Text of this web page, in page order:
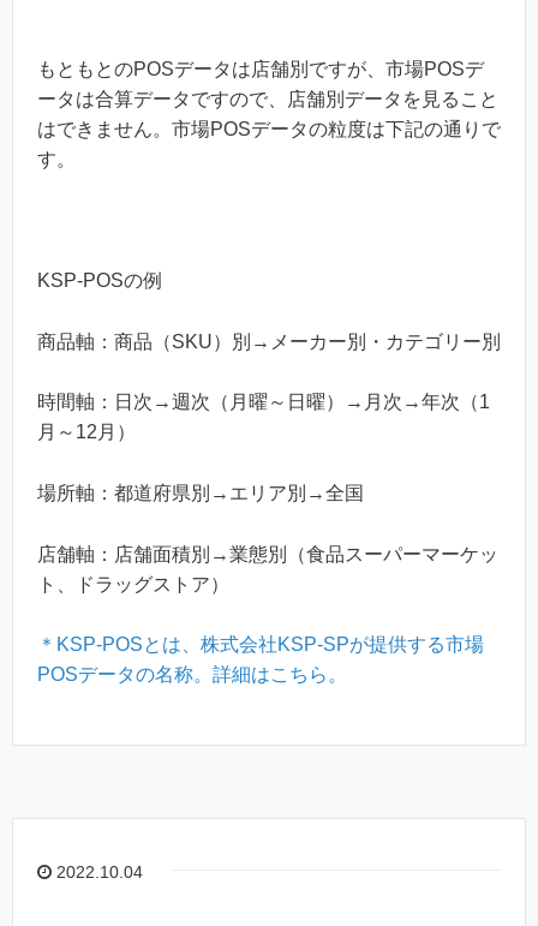
もともとのPOSデータは店舗別ですが、市場POSデ
ータは合算データですので、店舗別データを見ること
はできません。市場POSデータの粒度は下記の通りで
す。
KSP-POSの例
商品軸：商品（SKU）別→メーカー別・カテゴリー別
時間軸：日次→週次（月曜～日曜）→月次→年次（1
月～12月）
場所軸：都道府県別→エリア別→全国
店舗軸：店舗面積別→業態別（食品スーパーマーケッ
ト、ドラッグストア）
＊KSP-POSとは、株式会社KSP-SPが提供する市場
POSデータの名称。詳細はこちら。
2022.10.04